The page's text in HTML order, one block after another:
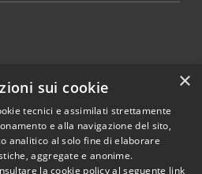
×
sui cookie
tecnici e assimilati strettamente
e alla navigazione del sito,
analitico al solo fine di elaborare
aggregate e anonime.
la cookie policy al seguente link